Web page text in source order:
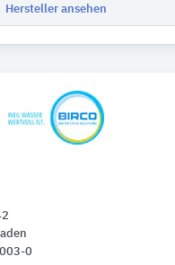
Hersteller ansehen
0